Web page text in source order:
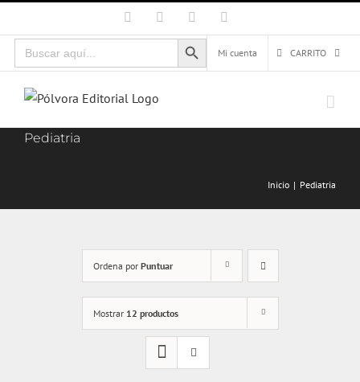
al
contenido
Facebook Instagram
Buscar:
Botón de búsqueda
Mi cuenta
CARRITO
Pediatria
Inicio Pediatria
Ordena por Puntuar
Mostrar 12 productos